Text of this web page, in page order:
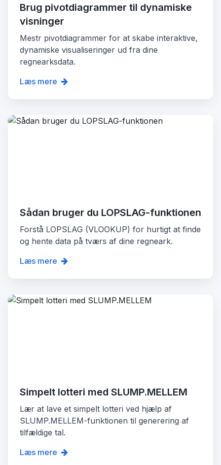
Brug pivotdiagrammer til dynamiske
visninger
Mestr pivotdiagrammer for at skabe interaktive,
dynamiske visualiseringer ud fra dine
regnearksdata.
Læs mere
Sådan bruger du LOPSLAG-funktionen
Forstå LOPSLAG (VLOOKUP) for hurtigt at finde
og hente data på tværs af dine regneark.
Læs mere
Simpelt lotteri med SLUMP.MELLEM
Lær at lave et simpelt lotteri ved hjælp af
SLUMP.MELLEM-funktionen til generering af
tilfældige tal.
Læs mere